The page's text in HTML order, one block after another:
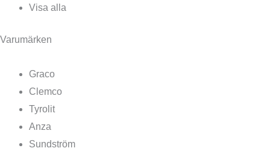
Visa alla
Varumärken
Graco
Clemco
Tyrolit
Anza
Sundström